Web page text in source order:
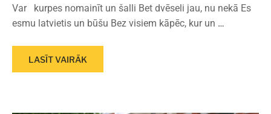
Var kurpes nomainīt un šalli Bet dvēseli jau, nu nekā Es
esmu latvietis un būšu Bez visiem kāpēc, kur un …
LASĪT VAIRĀK